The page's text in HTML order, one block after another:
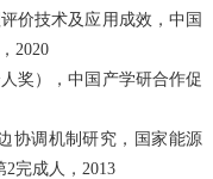
价技术及应用成效，中国
2020
奖），中国产学研合作促
协调机制研究，国家能源
2完成人， 2013